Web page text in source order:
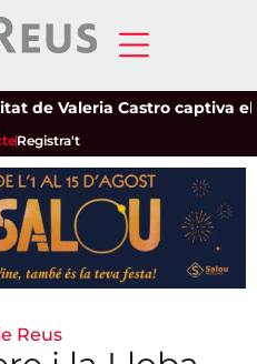
Valeria Castro captiva el
Registra't
Reus